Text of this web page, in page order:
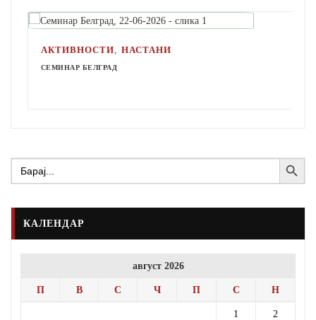
АКТИВНОСТИ, НАСТАНИ
СЕМИНАР БЕЛГРАД
Search
for:
Search Button
КАЛЕНДАР
август 2026
П В С Ч П С Н
1 2